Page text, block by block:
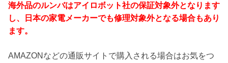
海外品のルンバはアイロボット社の保証対象外となります
し、日本の家電メーカーでも修理対象外となる場合もあり
ます。
AMAZONなどの通販サイトで購入される場合はお気をつ